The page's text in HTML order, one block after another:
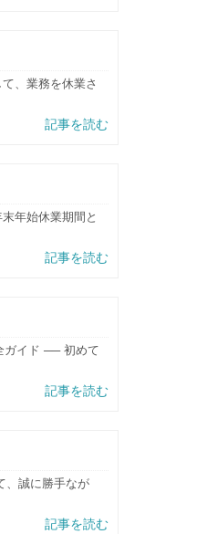
、業務を休業さ
記事を読む
年始休業期間と
記事を読む
ガイド ── 初めて
記事を読む
、誠に勝手なが
記事を読む